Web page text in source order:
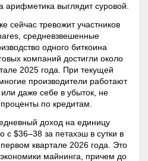
выглядит суровой.
сейчас тревожит участников
средневзвешенные
одного биткоина
компаний достигли около
2025 года. При текущей
производители работают
даже себе в убыток, не
по кредитам.
доход на единицу
$36–38 за петахэш в сутки в
квартале 2026 года. Это
майнинга, причем до